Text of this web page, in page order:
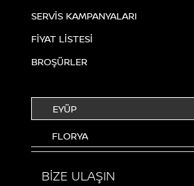
SERVİS KAMPANYALARI
FİYAT LİSTESİ
BROŞÜRLER
EYÜP
FLORYA
BİZE ULAŞIN